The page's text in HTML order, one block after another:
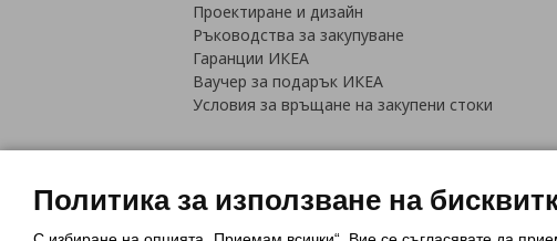
Проектиране и дизайн
Ръководства за закупуване
Гаранции ИКЕА
Ваучер за подарък ИКЕА
Условия за връщане на закупени стоки
Политика за използване на